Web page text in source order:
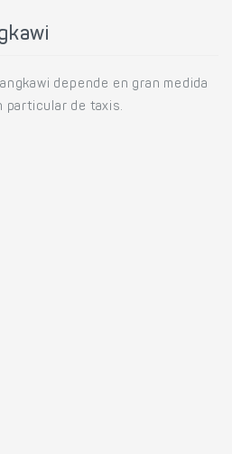
depende en gran medida
particular de taxis.